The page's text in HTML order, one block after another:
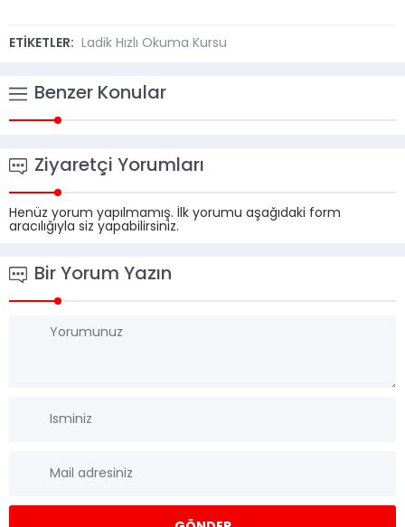
ETİKETLER: Ladik Hızlı Okuma Kursu
Benzer Konular
Ziyaretçi Yorumları
Henüz yorum yapılmamış. İlk yorumu aşağıdaki form
aracılığıyla siz yapabilirsiniz.
Bir Yorum Yazın